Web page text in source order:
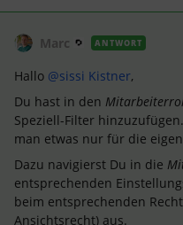
Marc ANTWORT
Hallo @sissi Kistner,
Du hast in den
Speziell-Filter
man etwas nur für die
Dazu navigierst Du in die
entsprechenden
beim entsprechenden
Ansichtsrecht) aus.